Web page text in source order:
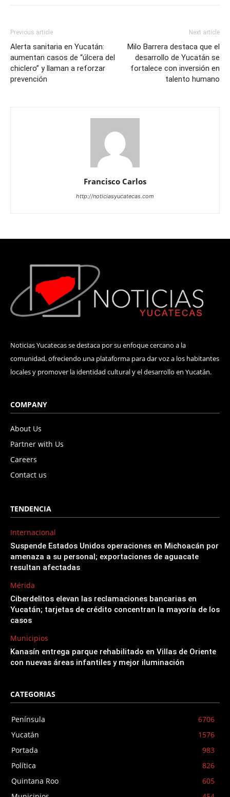
Previous article
Alerta sanitaria en Yucatán:
aumentan casos de “úlcera del
chiclero” y llaman a reforzar
prevención
Next article
Milo Barrera destaca que el
desarrollo de Yucatán se
fortalece con inversión en
talento humano
Francisco Carlos
http://noticiasyucatecas.com
Noticias Yucatecas se destaca por su enfoque cercano a la
comunidad, ofreciendo una plataforma para dar voz a los habitantes
locales y promover la identidad cultural y el desarrollo en Yucatán.
COMPANY
About Us
Partner with Us
Careers
Contact us
TENDENCIA
Internacional
Suspende Estados Unidos operaciones en Michoacán por
amenaza a su personal; exportaciones de aguacate
resultan afectadas
Mérida
Ciberdelitos elevan las reclamaciones bancarias en
Yucatán; tarjetas de crédito concentran la mayoría de los
casos
Municipios
Kanasín entrega parque rehabilitado en Villas de Oriente
con nuevas áreas infantiles y mejor iluminación
CATEGORIAS
Península
6706
Yucatán
1576
Portada
983
Política
826
Quintana Roo
605